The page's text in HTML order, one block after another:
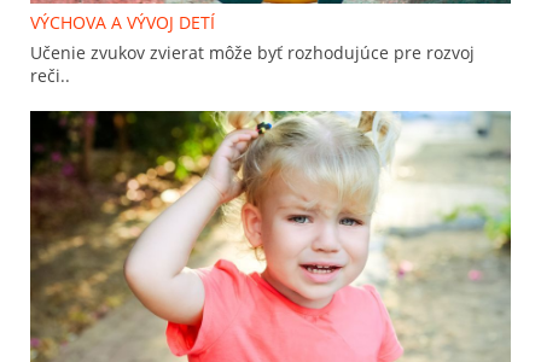
VÝCHOVA A VÝVOJ DETÍ
Učenie zvukov zvierat môže byť rozhodujúce pre rozvoj
reči..